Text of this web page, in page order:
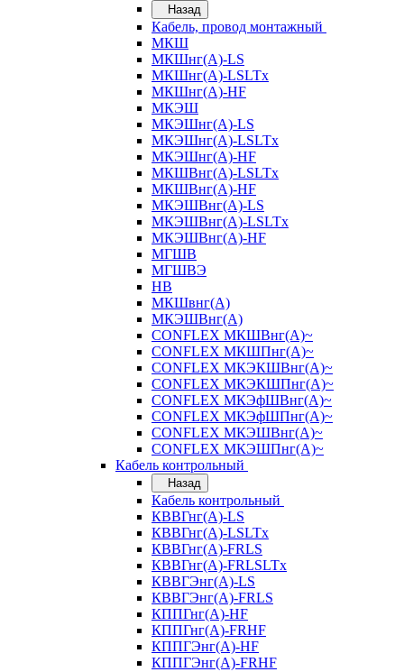
Назад
Кабель, провод монтажный
МКШ
МКШнг(А)-LS
МКШнг(А)-LSLTx
МКШнг(А)-HF
МКЭШ
МКЭШнг(А)-LS
МКЭШнг(А)-LSLTx
МКЭШнг(А)-HF
МКШВнг(A)-LSLTx
МКШВнг(А)-HF
МКЭШВнг(А)-LS
МКЭШВнг(A)-LSLTx
МКЭШВнг(А)-HF
МГШВ
МГШВЭ
НВ
МКШвнг(А)
МКЭШВнг(А)
CONFLEX МКШВнг(А)~
CONFLEX МКШПнг(А)~
CONFLEX МКЭКШВнг(А)~
CONFLEX МКЭКШПнг(А)~
CONFLEX МКЭфШВнг(А)~
CONFLEX МКЭфШПнг(А)~
CONFLEX МКЭШВнг(А)~
CONFLEX МКЭШПнг(А)~
Кабель контрольный
Назад
Кабель контрольный
КВВГнг(А)-LS
КВВГнг(А)-LSLTx
КВВГнг(А)-FRLS
КВВГнг(А)-FRLSLTx
КВВГЭнг(А)-LS
КВВГЭнг(А)-FRLS
КППГнг(А)-HF
КППГнг(А)-FRHF
КППГЭнг(А)-HF
КППГЭнг(А)-FRHF